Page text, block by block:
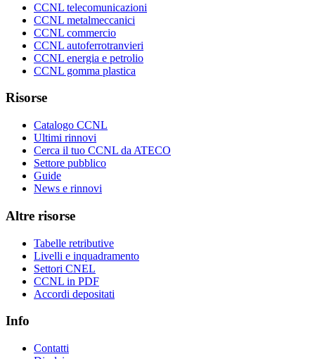
CCNL telecomunicazioni
CCNL metalmeccanici
CCNL commercio
CCNL autoferrotranvieri
CCNL energia e petrolio
CCNL gomma plastica
Risorse
Catalogo CCNL
Ultimi rinnovi
Cerca il tuo CCNL da ATECO
Settore pubblico
Guide
News e rinnovi
Altre risorse
Tabelle retributive
Livelli e inquadramento
Settori CNEL
CCNL in PDF
Accordi depositati
Info
Contatti